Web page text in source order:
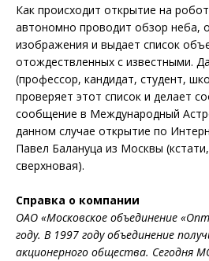
Как происходит открытие на
автономно проводит обзор неба,
изображения и выдает список
отождествленных с известными.
(профессор, кандидат, студент,
проверяет этот список и делает
сообщение в Международный
данном случае открытие по
Павел Балануца из Москвы
сверхновая).
Справка о компании
ОАО «Московское объединение
году. В 1997 году объединение
акционерного общества. Сегодня